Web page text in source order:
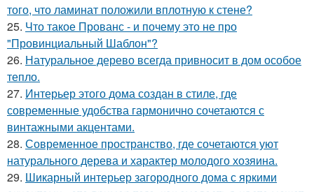
того, что ламинат положили вплотную к стене?
25. Что такое Прованс - и почему это не про
"Провинциальный Шаблон"?
26. Натуральное дерево всегда привносит в дом особое
тепло.
27. Интерьер этого дома создан в стиле, где
современные удобства гармонично сочетаются с
винтажными акцентами.
28. Современное пространство, где сочетаются уют
натурального дерева и характер молодого хозяина.
29. Шикарный интерьер загородного дома с яркими